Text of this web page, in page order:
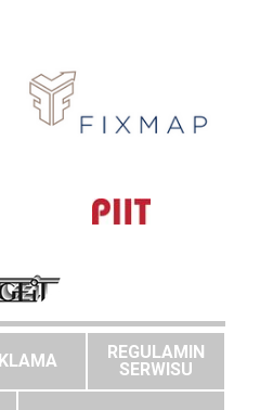
REGULAMIN
SERWISU